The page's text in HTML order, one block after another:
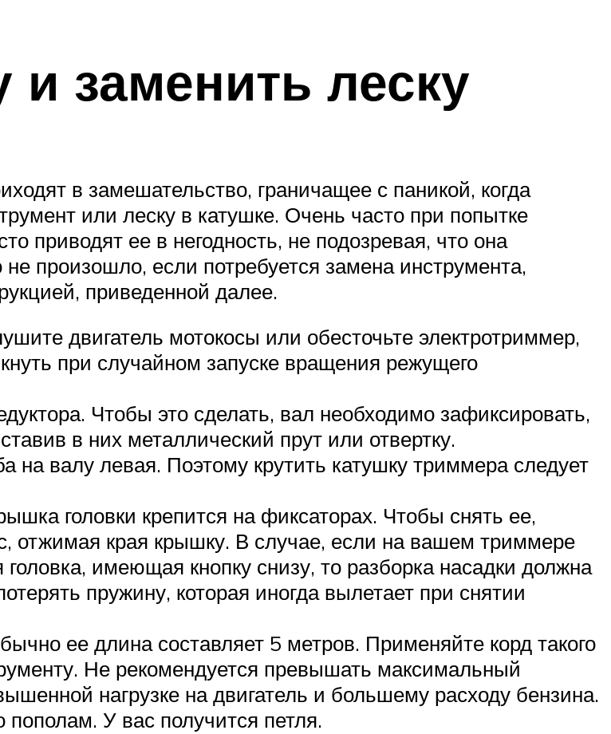
и заменить леску
в замешательство, граничащее с паникой, когда
или леску в катушке. Очень часто при попытке
приводят ее в негодность, не подозревая, что она
произошло, если потребуется замена инструмента,
приведенной далее.
двигатель мотокосы или обесточьте электротриммер,
при случайном запуске вращения режущего
Чтобы это сделать, вал необходимо зафиксировать,
в них металлический прут или отвертку.
на валу левая. Поэтому крутить катушку триммера следует
головки крепится на фиксаторах. Чтобы снять ее,
отжимая края крышку. В случае, если на вашем триммере
имеющая кнопку снизу, то разборка насадки должна
пружину, которая иногда вылетает при снятии
ее длина составляет 5 метров. Применяйте корд такого
Не рекомендуется превышать максимальный
нагрузке на двигатель и большему расходу бензина.
пополам. У вас получится петля.